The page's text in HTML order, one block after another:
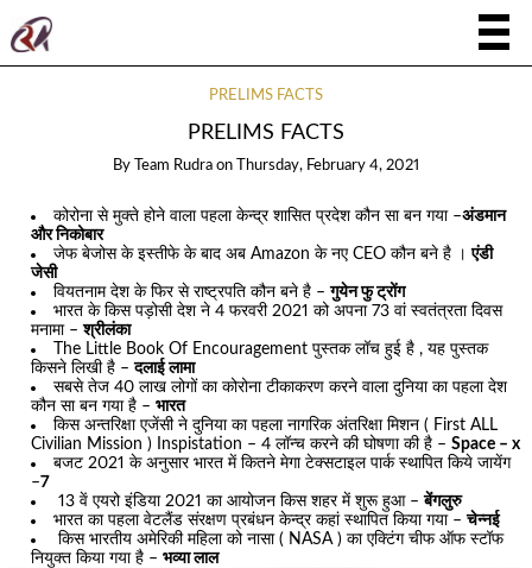
PRELIMS FACTS
PRELIMS FACTS
By Team Rudra on Thursday, February 4, 2021
कोरोना से मुक्ते होने वाला पहला केन्द्र शासित प्रदेश कौन सा बन गया –अंडमान
और निकोबार
जेफ बेजोस के इस्तीफे के बाद अब Amazon के नए CEO कौन बने है ।एंडी
जेसी
वियतनाम देश के फिर से राष्ट्रपति कौन बने है –गुयेन फु ट्रोंग
भारत के किस पड़ोसी देश ने 4 फरवरी 2021 को अपना 73 वां स्वतंत्रता दिवस
मनामा –श्रीलंका
The Little Book Of Encouragement पुस्तक लॉच हुई है , यह पुस्तक
किसने लिखी है –दलाई लामा
सबसे तेज 40 लाख लोगों का कोरोना टीकाकरण करने वाला दुनिया का पहला देश
कौन सा बन गया है –भारत
किस अन्तरिक्षा एजेंसी ने दुनिया का पहला नागरिक अंतरिक्षा मिशन ( First ALL
Civilian Mission ) Inspistation – 4 लॉन्च करने की घोषणा की है –Space – x
बजट 2021 के अनुसार भारत में कितने मेगा टेक्सटाइल पार्क स्थापित किये जायेंग
–7
13 वें एयरो इंडिया 2021 का आयोजन किस शहर में शुरू हुआ –बेंगलुरु
भारत का पहला वेटलैंड संरक्षण प्रबंधन केन्द्र कहां स्थापित किया गया –चेन्नई
किस भारतीय अमेरिकी महिला को नासा ( NASA ) का एक्टिंग चीफ ऑफ स्टॉफ
नियुक्त किया गया है –भव्या लाल